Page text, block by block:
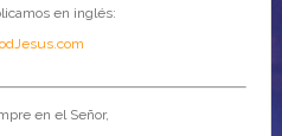
en inglés:
en el Señor,